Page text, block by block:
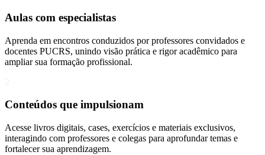
Aulas com especialistas
Aprenda em encontros conduzidos por professores convidados e
docentes PUCRS, unindo visão prática e rigor acadêmico para
ampliar sua formação profissional.
Conteúdos que impulsionam
Acesse livros digitais, cases, exercícios e materiais exclusivos,
interagindo com professores e colegas para aprofundar temas e
fortalecer sua aprendizagem.